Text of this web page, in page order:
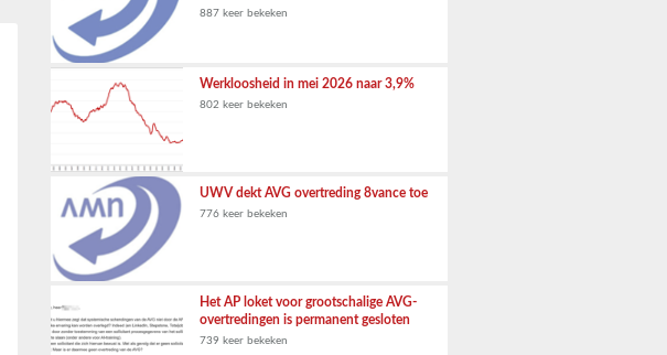
887 keer bekeken
Werkloosheid in mei 2026 naar 3,9%
802 keer bekeken
UWV dekt AVG overtreding 8vance toe
776 keer bekeken
Het AP loket voor grootschalige AVG-
overtredingen is permanent gesloten
739 keer bekeken